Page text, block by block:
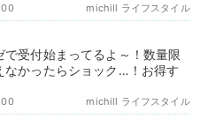
michill ライフスタイル
で受付始まってるよ～！数量限
なかったらショック…！お得す
michill ライフスタイル